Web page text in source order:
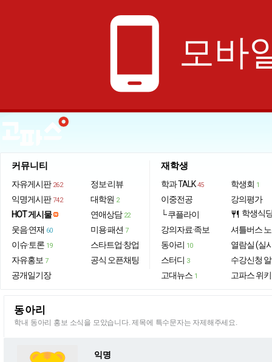
phone_android 모바
커뮤니티
자유게시판 262
익명게시판 742
HOT 게시물
웃음·연재 60
이슈·토론 19
자유홍보 7
공개일기장
정보·리뷰
대학원 2
연애상담 22
미용·패션 7
스타트업·창업
공식 오픈채팅
재학생
학과 TALK 45
이중전공
└ 쿠플라이
강의자료·족보
동아리 10
스터디 3
고대뉴스 1
학생회 1
강의평가
restaurant 학생식
셔틀버스
열람실 (실
수강신청
고파스 위키
동아리
학내 동아리 홍보 소식을 모았습니다. 제목에 특수문자는 자제해주세요.
익명